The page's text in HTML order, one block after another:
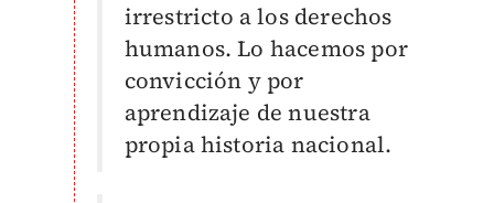
irrestricto a los derechos
humanos. Lo hacemos por
convicción y por
aprendizaje de nuestra
propia historia nacional.